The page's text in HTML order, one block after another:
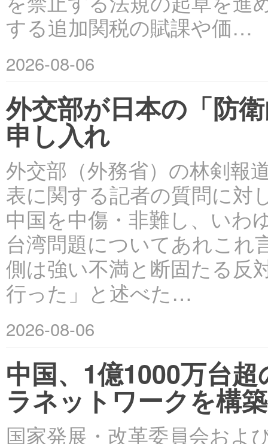
する追加関税の賦課や価…
2026-08-06
外交部が日本の「防
申し入れ
外交部（外務省）の林剣報
表に関する記者の質問に対
中国を中傷・非難し、いわ
台湾問題についてあれこれ
側は強い不満と断固たる反
行った」と述べた…
2026-08-06
中国、1億1000万台
ラネットワークを構
国家発展・改革委員会およ